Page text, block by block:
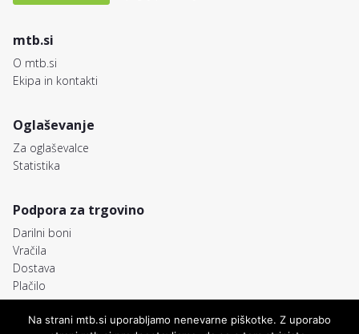
mtb.si
O mtb.si
Ekipa in kontakti
Oglaševanje
Za oglaševalce
Statistika
Podpora za trgovino
Darilni boni
Vračila
Dostava
Plačilo
Na strani mtb.si uporabljamo nenevarne piškotke. Z uporabo